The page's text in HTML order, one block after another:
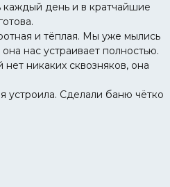
каждый день и в кратчайшие
и тёплая. Мы уже мылись
нас устраивает полностью.
никаких сквозняков, она
устроила. Сделали баню чётко